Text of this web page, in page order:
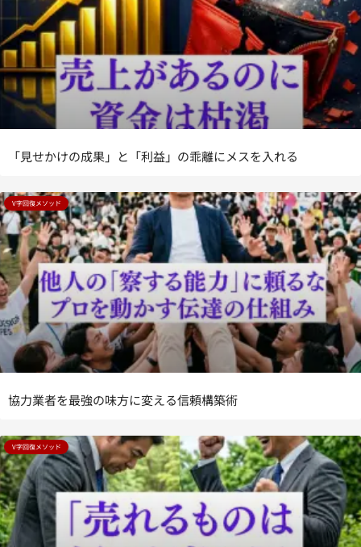
「見せかけの成果」と「利益」の乖離にメスを入れる
V字回復メソッド
協力業者を最強の味方に変える信頼構築術
V字回復メソッド